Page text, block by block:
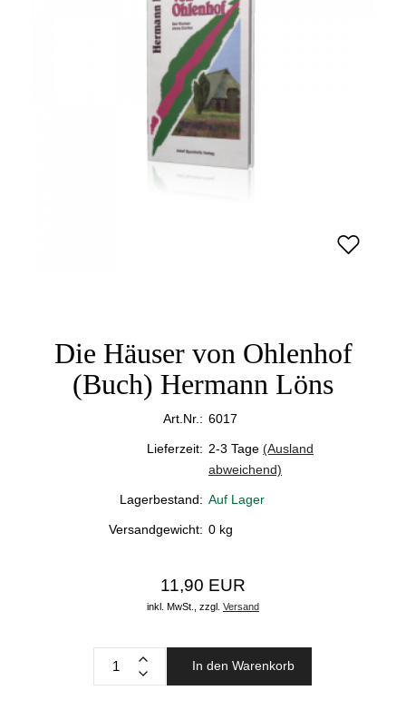
Die Häuser von Ohlenhof
(Buch) Hermann Löns
Art.Nr.: 6017
Lieferzeit: 2-3 Tage (Ausland
abweichend)
Lagerbestand: Auf Lager
Versandgewicht: 0 kg
11,90 EUR
inkl. MwSt., zzgl. Versand
In den Warenkorb